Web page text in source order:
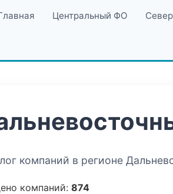
Центральный ФО
компаний в регионе
компаний: 874